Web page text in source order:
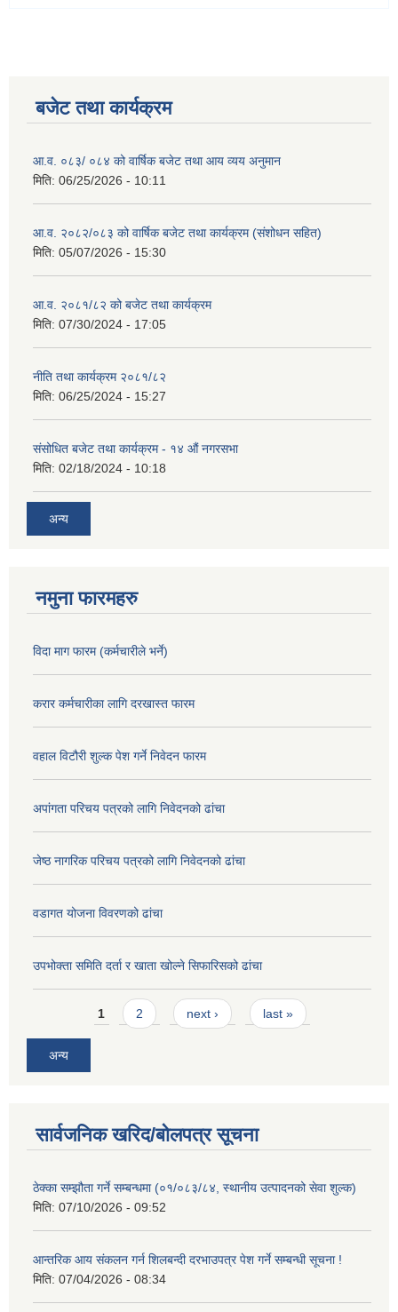
बजेट तथा कार्यक्रम
आ.व. ०८३/ ०८४ को वार्षिक बजेट तथा आय व्यय अनुमान
मिति: 06/25/2026 - 10:11
आ.व. २०८२/०८३ को वार्षिक बजेट तथा कार्यक्रम (संशोधन सहित)
मिति: 05/07/2026 - 15:30
आ.व. २०८१/८२ को बजेट तथा कार्यक्रम
मिति: 07/30/2024 - 17:05
नीति तथा कार्यक्रम २०८१/८२
मिति: 06/25/2024 - 15:27
संसोधित बजेट तथा कार्यक्रम - १४ औं नगरसभा
मिति: 02/18/2024 - 10:18
अन्य
नमुना फारमहरु
विदा माग फारम (कर्मचारीले भर्ने)
करार कर्मचारीका लागि दरखास्त फारम
वहाल विटौरी शुल्क पेश गर्ने निवेदन फारम
अपांगता परिचय पत्रको लागि निवेदनको ढांचा
जेष्ठ नागरिक परिचय पत्रको लागि निवेदनको ढांचा
वडागत योजना विवरणको ढांचा
उपभोक्ता समिति दर्ता र खाता खोल्ने सिफारिसको ढांचा
Pages1 2 next › last »
अन्य
सार्वजनिक खरिद/बोलपत्र सूचना
ठेक्का सम्झौता गर्ने सम्बन्धमा (०१/०८३/८४, स्थानीय उत्पादनको सेवा शुल्क)
मिति: 07/10/2026 - 09:52
आन्तरिक आय संकलन गर्न शिलबन्दी दरभाउपत्र पेश गर्ने सम्बन्धी सूचना !
मिति: 07/04/2026 - 08:34